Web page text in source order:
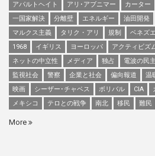
アパルトヘイト アリ･アブニマー カーター
一国家解決
分離壁 エネルギー 油田開発
マルクス主義
タリク・アリ 規制 ベネズ
1968
イギリス ヨーロッパ アクティビズ
ネットの中立性
メディア 独占 電波の民
監視社会
警察 企業と社会 偏向報道 温
映画
シーザー･チャベス ボリバル CIA
メキシコ
テロとの戦争 南北 移民 難民
More